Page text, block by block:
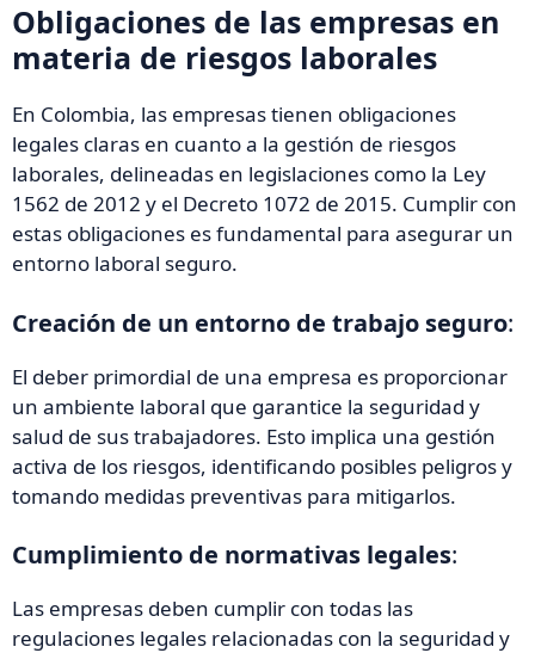
Obligaciones de las empresas en
materia de riesgos laborales
En Colombia, las empresas tienen obligaciones
legales claras en cuanto a la gestión de riesgos
laborales, delineadas en legislaciones como la Ley
1562 de 2012 y el Decreto 1072 de 2015. Cumplir con
estas obligaciones es fundamental para asegurar un
entorno laboral seguro.
Creación de un entorno de trabajo seguro:
El deber primordial de una empresa es proporcionar
un ambiente laboral que garantice la seguridad y
salud de sus trabajadores. Esto implica una gestión
activa de los riesgos, identificando posibles peligros y
tomando medidas preventivas para mitigarlos.
Cumplimiento de normativas legales:
Las empresas deben cumplir con todas las
regulaciones legales relacionadas con la seguridad y